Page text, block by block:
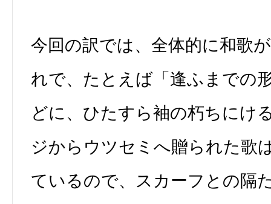
今回の訳では、全体的に和歌
れで、たとえば「逢ふまでの
どに、ひたすら袖の朽ちにけ
ジからウツセミへ贈られた歌
ているので、スカーフとの隔